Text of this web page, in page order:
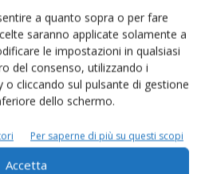
a quanto sopra o per fare
saranno applicate solamente a
le impostazioni in qualsiasi
del consenso, utilizzando i
o cliccando sul pulsante di gestione
dello schermo.
Per saperne di più su questi scopi
Accetta